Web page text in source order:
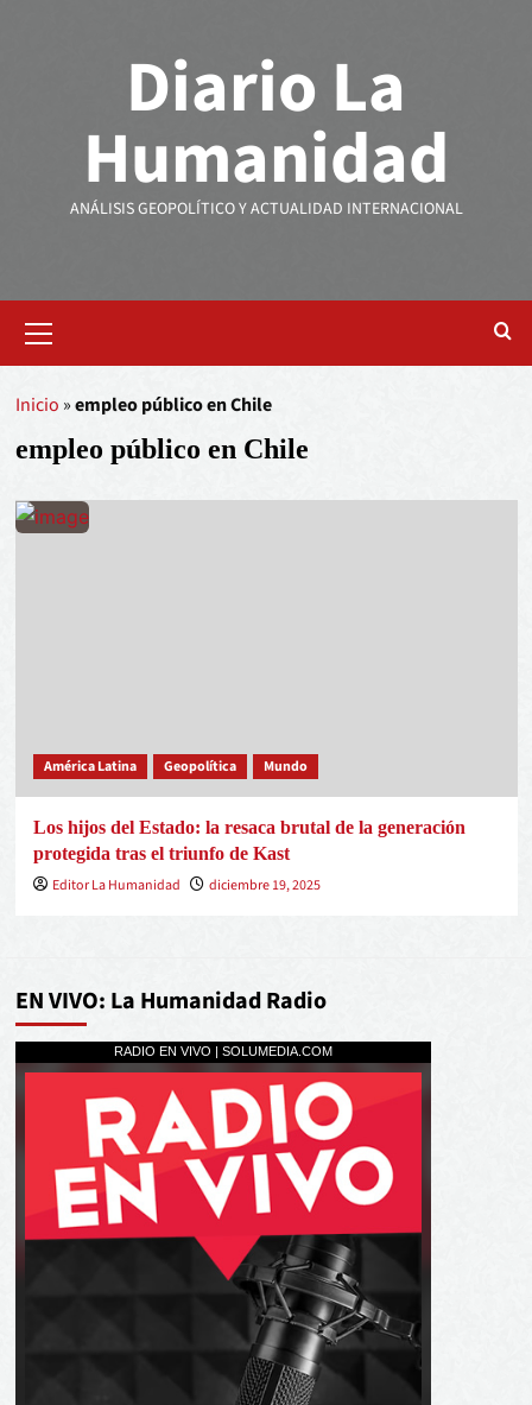
Diario La
Humanidad
ANÁLISIS GEOPOLÍTICO Y ACTUALIDAD INTERNACIONAL
Inicio »empleo público en Chile
empleo público en Chile
América Latina Geopolítica Mundo
Los hijos del Estado: la resaca brutal de la generación
protegida tras el triunfo de Kast
Editor La Humanidad
diciembre 19, 2025
EN VIVO: La Humanidad Radio